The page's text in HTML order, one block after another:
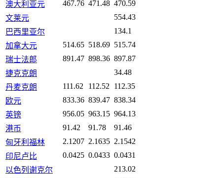
澳大利亚元 467.76 471.48 470.59
文莱元
554.43
巴西里亚尔
134.1
加拿大元
514.65 518.69 515.74
瑞士法郎
891.47 898.36 897.87
捷克克朗
34.48
丹麦克朗
111.62 112.52
112.35
欧元
833.36 839.47 838.34
英镑
956.05 963.15 964.13
港币
91.42 91.78
91.46
匈牙利福林
2.1207 2.1635 2.1542
印尼卢比
0.0425 0.0433 0.0431
以色列谢克尔
213.02